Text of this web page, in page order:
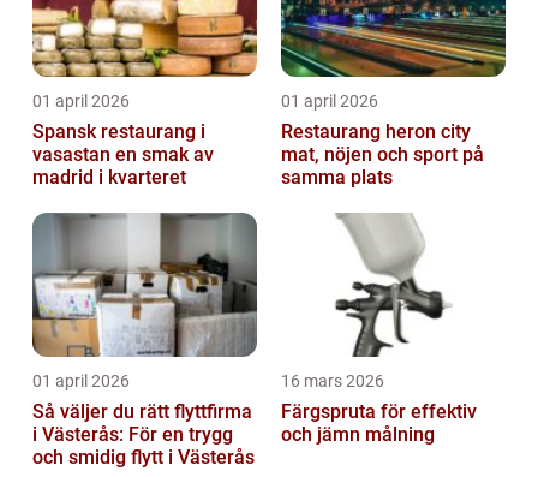
01 april 2026
Spansk restaurang i
vasastan en smak av
madrid i kvarteret
01 april 2026
Restaurang heron city
mat, nöjen och sport på
samma plats
01 april 2026
Så väljer du rätt flyttfirma
i Västerås: För en trygg
och smidig flytt i Västerås
16 mars 2026
Färgspruta för effektiv
och jämn målning